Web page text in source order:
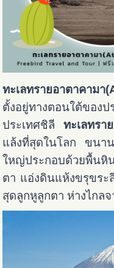
ทะเลทรายอาตาคาม
ตั้งอยู่ทางตอนใต้ขอ
ประเทศชิลี ทะเลทรา
แล้งที่สุดในโลก ขนา
ใหญ่ประกอบด้วยพื้นหิ
ตา แอ่งดินแห้งขรุขระ
สุดลูกหูลูกตา ห่างไกล